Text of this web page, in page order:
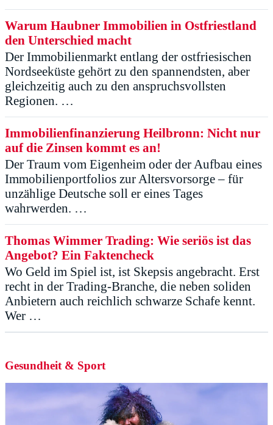
Warum Haubner Immobilien in Ostfriestland
den Unterschied macht
Der Immobilienmarkt entlang der ostfriesischen
Nordseeküste gehört zu den spannendsten, aber
gleichzeitig auch zu den anspruchsvollsten
Regionen. …
Immobilienfinanzierung Heilbronn: Nicht nur
auf die Zinsen kommt es an!
Der Traum vom Eigenheim oder der Aufbau eines
Immobilienportfolios zur Altersvorsorge – für
unzählige Deutsche soll er eines Tages
wahrwerden. …
Thomas Wimmer Trading: Wie seriös ist das
Angebot? Ein Faktencheck
Wo Geld im Spiel ist, ist Skepsis angebracht. Erst
recht in der Trading-Branche, die neben soliden
Anbietern auch reichlich schwarze Schafe kennt.
Wer …
Gesundheit & Sport